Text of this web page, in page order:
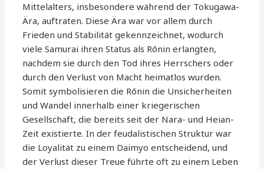
Mittelalters, insbesondere während der Tokugawa-
Ära, auftraten. Diese Ära war vor allem durch
Frieden und Stabilität gekennzeichnet, wodurch
viele Samurai ihren Status als Rōnin erlangten,
nachdem sie durch den Tod ihres Herrschers oder
durch den Verlust von Macht heimatlos wurden.
Somit symbolisieren die Rōnin die Unsicherheiten
und Wandel innerhalb einer kriegerischen
Gesellschaft, die bereits seit der Nara- und Heian-
Zeit existierte. In der feudalistischen Struktur war
die Loyalität zu einem Daimyo entscheidend, und
der Verlust dieser Treue führte oft zu einem Leben